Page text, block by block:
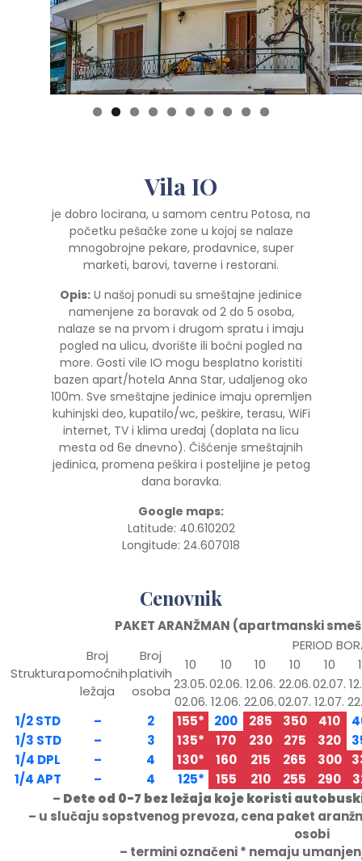
0
Vila IO
je dobro locirana, u samom centru Potosa, na
početku pešačke zone u kojoj se nalaze
mnogobrojne pekare, prodavnice, super
marketi, barovi, taverne i restorani.
Opis: U našoj ponudi su smeštajne jedinice
namenjene za boravak od 2 do 5 osoba,
nalaze se na prvom i drugom spratu i imaju
pogled na ulicu, dvorište ili bočni pogled na
more. Gosti vile IO mogu besplatno koristiti
bazen apart/hotela Anna Star, udaljenog oko
100m. Sve smeštajne jedinice imaju opremljen
kuhinjski deo, kupatilo/wc, peškire, terasu, WiFi
internet, TV i klima uređaj (doplata na licu
mesta od 6e dnevno). Čišćenje smeštajnih
jedinica, promena peškira i posteljine je petog
dana boravka.
Google maps:
Latitude: 40.610202
Longitude: 24.607018
Cenovnik
PAKET ARANŽMAN (apartmanski
Struktura
Broj
pomoćnih
ležaja
Broj
plativih
osoba
PERIOD
10
10 10 10 10
23.05.
02.06.
02.06.
12.06.
12.06.
22.06.
22.06.
02.07.
02.07.
12.07.
1/2 STD
– 2 155* 200 285 350 410
1/3 STD
– 3 135* 170 230 275 320
1/4 DPL
– 4 130* 160 215 265 300
1/4 APT
– 4 125* 155 210 255 290
– Dete od 0-7 bez ležaja koje koristi
– u slučaju sopstvenog prevoza, cena paket
osobi
– termini označeni * nemaju